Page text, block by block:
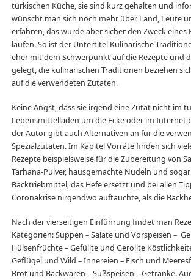
türkischen Küche, sie sind kurz gehalten und
wünscht man sich noch mehr über Land, Leute
erfahren, das würde aber sicher den Zweck eines
laufen. So ist der Untertitel Kulinarische
eher mit dem Schwerpunkt auf die Rezepte und
gelegt, die kulinarischen Traditionen beziehen
auf die verwendeten Zutaten.
Keine Angst, dass sie irgend eine Zutat nicht im
Lebensmittelladen um die Ecke oder im Internet
der Autor gibt auch Alternativen an für die
Spezialzutaten. Im Kapitel Vorräte finden sich
Rezepte beispielsweise für die Zubereitung von
Tarhana-Pulver, hausgemachte Nudeln und
Backtriebmittel, das Hefe ersetzt und bei allen
Coronakrise nirgendwo auftauchte, als die
Nach der vierseitigen Einführung findet man
Kategorien: Suppen – Salate und Vorspeisen –
Hülsenfrüchte – Gefüllte und Gerollte
Geflügel und Wild – Innereien – Fisch und
Brot und Backwaren – Süßspeisen – Getränke.